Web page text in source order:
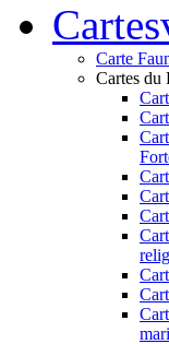
Cartes
Carte
Cartes du